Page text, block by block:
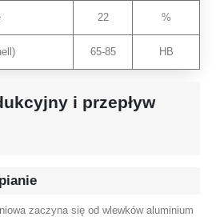
22 %
65-85 HB
i przepływ
zaczyna się od wlewków aluminium